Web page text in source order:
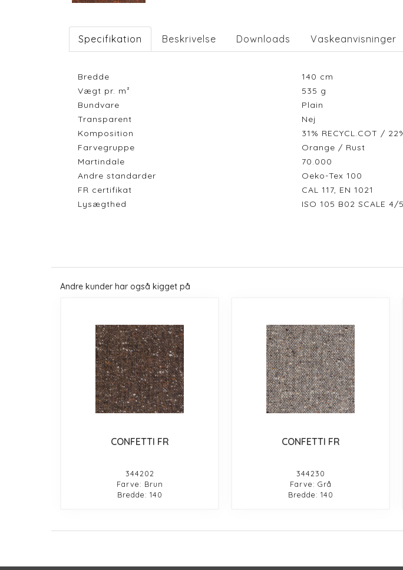
Specifikation Beskrivelse Downloads Vaskeanvisninger
Bredde 140 cm
Vægt pr. m²
535 g
Bundvare
Plain
Transparent
Nej
Komposition
31% RECYCL.COT /
Farvegruppe
Orange / Rust
Martindale
70.000
Andre standarder
Oeko-Tex 100
FR certifikat
CAL 117, EN 1021
Lysægthed
ISO 105 B02 SCALE
Andre kunder har også kigget på
CONFETTI FR
344202
Farve: Brun
Bredde: 140
CONFETTI FR
344230
Farve: Grå
Bredde: 140